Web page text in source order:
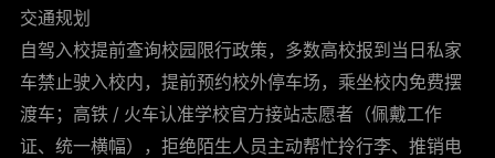
交通规划
自驾入校提前查询校园限行政策，多数高校报到当日私家
车禁止驶入校内，提前预约校外停车场，乘坐校内免费摆
渡车；高铁 / 火车认准学校官方接站志愿者（佩戴工作
证、统一横幅），拒绝陌生人员主动帮忙拎行李、推销电